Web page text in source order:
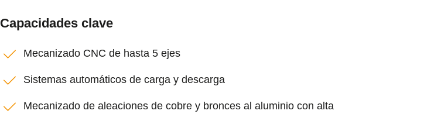
Capacidades clave
Mecanizado CNC de hasta 5 ejes
Sistemas automáticos de carga y descarga
Mecanizado de aleaciones de cobre y bronces al aluminio con alta